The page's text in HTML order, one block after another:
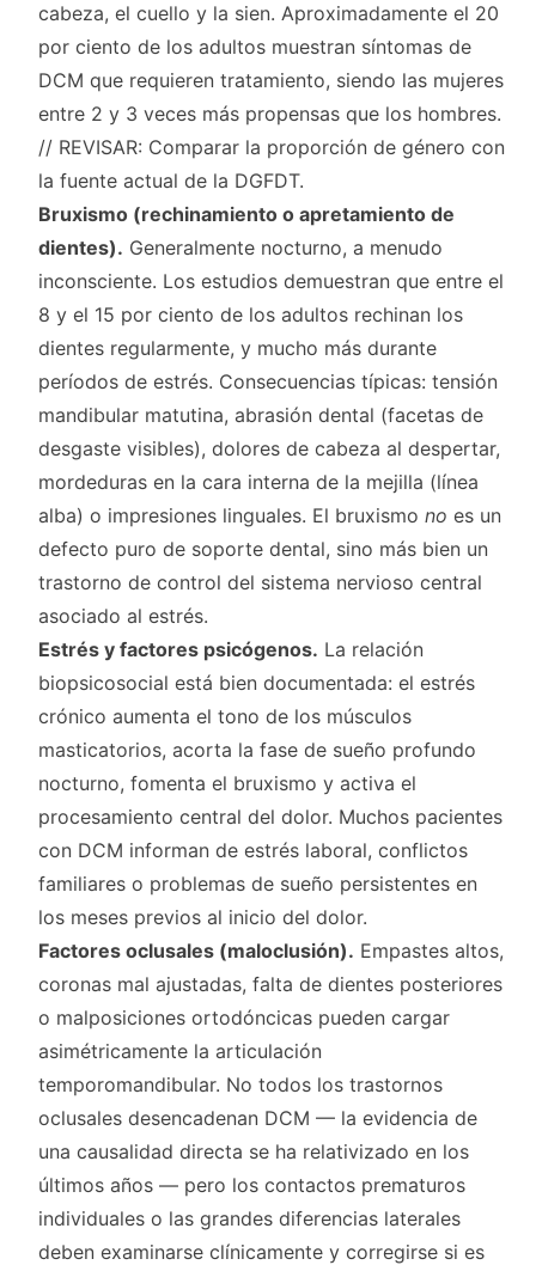
cabeza, el cuello y la sien. Aproximadamente el 20
por ciento de los adultos muestran síntomas de
DCM que requieren tratamiento, siendo las mujeres
entre 2 y 3 veces más propensas que los hombres.
// REVISAR: Comparar la proporción de género con
la fuente actual de la DGFDT.
Bruxismo (rechinamiento o apretamiento de
dientes). Generalmente nocturno, a menudo
inconsciente. Los estudios demuestran que entre el
8 y el 15 por ciento de los adultos rechinan los
dientes regularmente, y mucho más durante
períodos de estrés. Consecuencias típicas: tensión
mandibular matutina, abrasión dental (facetas de
desgaste visibles), dolores de cabeza al despertar,
mordeduras en la cara interna de la mejilla (línea
alba) o impresiones linguales. El bruxismo no es un
defecto puro de soporte dental, sino más bien un
trastorno de control del sistema nervioso central
asociado al estrés.
Estrés y factores psicógenos. La relación
biopsicosocial está bien documentada: el estrés
crónico aumenta el tono de los músculos
masticatorios, acorta la fase de sueño profundo
nocturno, fomenta el bruxismo y activa el
procesamiento central del dolor. Muchos pacientes
con DCM informan de estrés laboral, conflictos
familiares o problemas de sueño persistentes en
los meses previos al inicio del dolor.
Factores oclusales (maloclusión). Empastes altos,
coronas mal ajustadas, falta de dientes posteriores
o malposiciones ortodóncicas pueden cargar
asimétricamente la articulación
temporomandibular. No todos los trastornos
oclusales desencadenan DCM — la evidencia de
una causalidad directa se ha relativizado en los
últimos años — pero los contactos prematuros
individuales o las grandes diferencias laterales
deben examinarse clínicamente y corregirse si es